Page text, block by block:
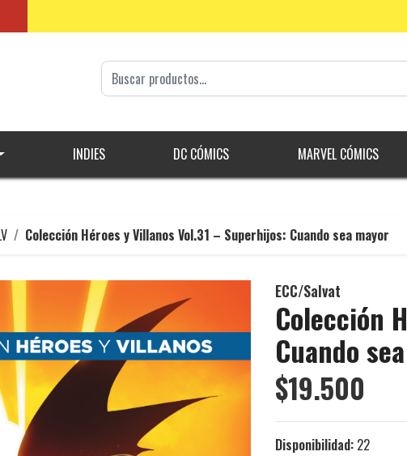
INDIES DC CÓMICS MARVEL CÓMICS
Colección Héroes y Villanos Vol.31 – Superhijos: Cuando sea mayor
ECC/Salvat
Colección
Cuando
$19.500
Disponibilidad: 22